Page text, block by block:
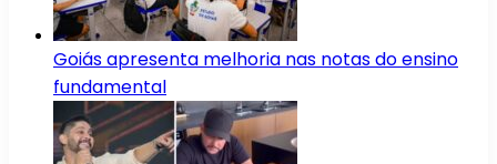
Goiás apresenta melhoria nas notas do ensino
fundamental